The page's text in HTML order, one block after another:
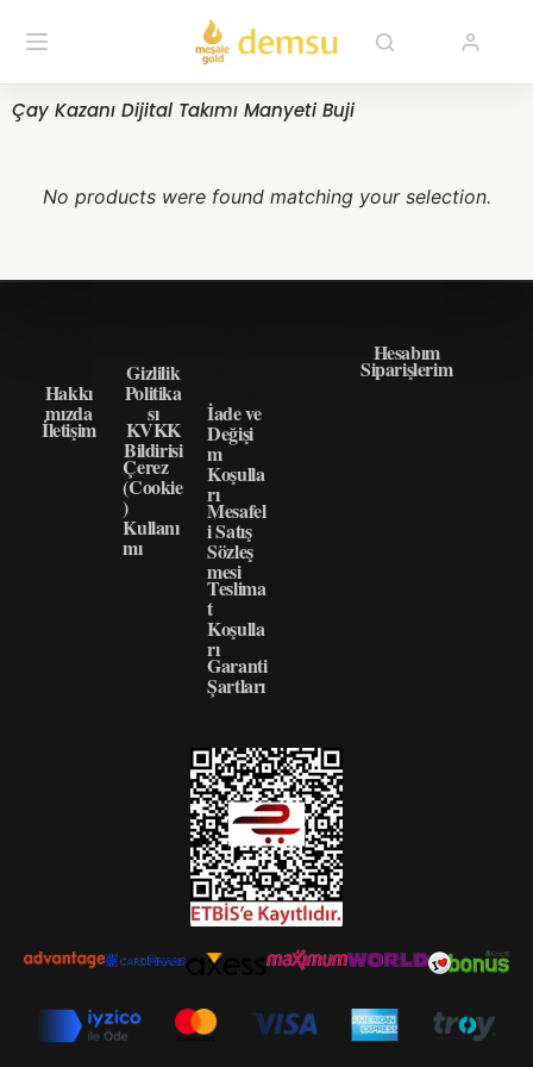
Çay Kazanı Dijital Takımı Manyeti Buji
No products were found matching your selection.
Hakkı
mızda
İletişim
Gizlilik
Politika
sı
KVKK
Bildirisi
Çerez
(Cookie
)
Kullanı
mı
İade ve
Değişi
m
Koşulla
rı
Mesafel
i Satış
Sözleş
mesi
Teslima
t
Koşulla
rı
Garanti
Şartları
Hesabım
Siparişlerim